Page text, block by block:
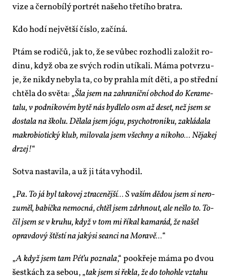
vi­ze a čer­no­bí­lý por­trét na­še­ho tře­tí­ho bra­t­ra.
Kdo ho­dí nej­vět­ší čís­lo, za­čí­ná.
Ptám se ro­di­čů, jak to, že se vů­bec roz­hod­li za­lo­žit ro­
di­nu, když oba ze svých ro­din utí­ka­li. Má­ma po­tvr­zu­
je, že ni­kdy ne­by­la ta, co by prah­la mít dě­ti, a po střed­ní
chtě­la do svě­ta: „Šla jsem na za­hra­nič­ní ob­chod do Ke­ra­me­
ta­lu, v pod­ni­ko­vém by­tě nás byd­le­lo osm až de­set, než jsem se
do­sta­la na ško­lu. Dě­la­la jsem jó­gu, psy­cho­t­ro­ni­ku, za­klá­da­la
mak­ro­bi­o­tic­ký klub, mi­lo­va­la jsem všech­ny a ni­ko­ho… Ně­ja­kej
dr­zej!“
Sotva na­sta­vi­la, a už ji tá­ta vy­ho­dil.
„Pa. To já byl ta­ko­vej ztra­ce­něj­ší… S va­ším dě­dou jsem si ne­ro­
zu­měl, ba­bič­ka ne­moc­ná, chtěl jsem zdrh­nout, ale ne­šlo to. To­
čil jsem se v kru­hu, když v tom mi ří­kal ka­ma­rád, že na­šel
oprav­do­vý štěs­tí na ja­ký­si se­an­ci na Mo­ra­vě…“
„A když jsem tam Pé­ťu po­zna­la,“ po­o­k­ře­je má­ma po dvou
šest­kách za se­bou, „tak jsem si řek­la, že do to­ho­hle vzta­hu